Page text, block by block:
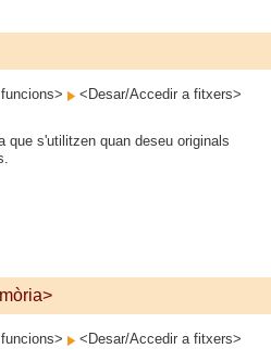
<Desar/Accedir a fitxers>
que s'utilitzen quan deseu originals
<Desar/Accedir a fitxers>